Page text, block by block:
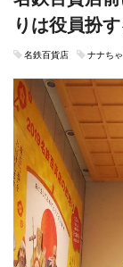
りは役員扮
名鉄百貨店 ナナち